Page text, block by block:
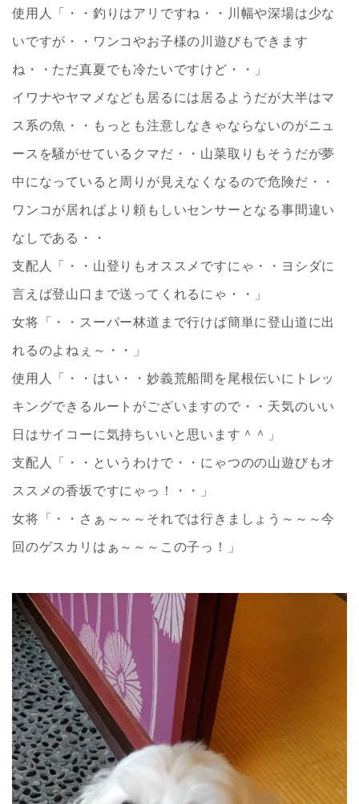
使用人「・・釣りはアリですね・・川幅や深場は少な
いですが・・ワンコやお子様の川遊びもできます
ね・・ただ真夏でも冷たいですけど・・」
イワナやヤマメなども居るには居るようだが大半はマ
ス系の魚・・もっとも注意しなきゃならないのがニュ
ースを騒がせているクマだ・・山菜取りもそうだが夢
中になっていると周りが見えなくなるので危険だ・・
ワンコが居ればより頼もしいセンサーとなる事間違い
なしである・・
支配人「・・山登りもオススメですにゃ・・ヨシダに
言えば登山口まで送ってくれるにゃ・・」
女将「・・スーパー林道まで行けば簡単に登山道に出
れるのよねぇ～・・」
使用人「・・はい・・妙義荒船間を尾根伝いにトレッ
キングできるルートがございますので・・天気のいい
日はサイコーに気持ちいいと思います＾＾」
支配人「・・というわけで・・にゃつのの山遊びもオ
ススメの香坂ですにゃっ！・・」
女将「・・さぁ～～～それでは行きましょう～～～今
回のゲスカリはぁ～～～この子っ！」